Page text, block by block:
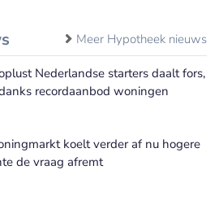
Meer Hypotheek nieuws
Nederlandse starters daalt fors,
recordaanbod woningen
koelt verder af nu hogere
de vraag afremt